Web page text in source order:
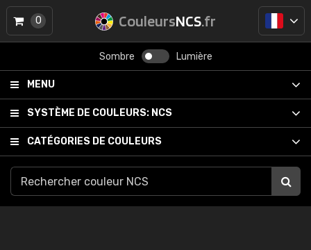
CouleursNCS.fr
Sombre Lumière
MENU
SYSTÈME DE COULEURS: NCS
CATÉGORIES DE COULEURS
0